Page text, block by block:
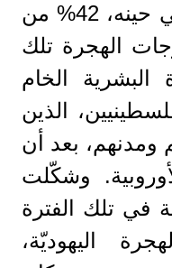
1948 و1950، شكّلوا، في حينه، 42% من
الهجرة تلك
البشرية الخام
الذين
بعد أن
وشكّلت
في تلك الفترة
اليهوديّة،